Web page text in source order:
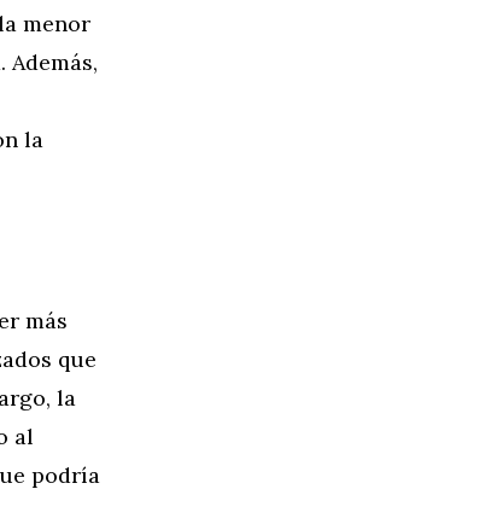
menor
la
más
que
la
al
podría